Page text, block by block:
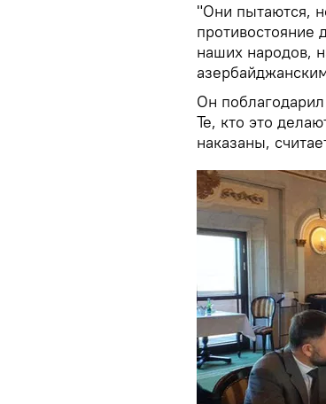
"Они пытаются,
противостояние
наших народов,
Он
Те, кто это
наказаны,